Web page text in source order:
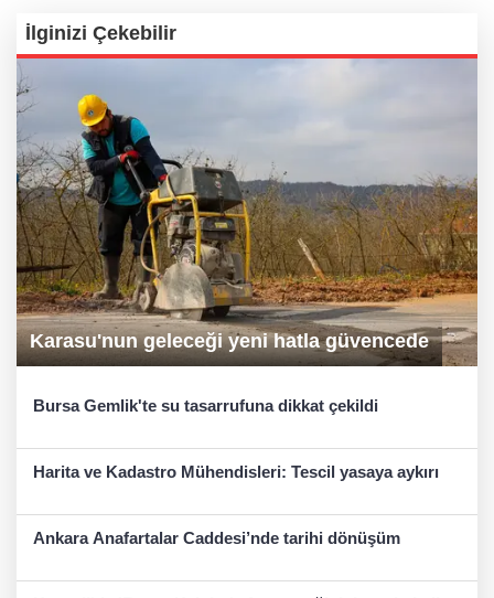
İlginizi Çekebilir
Karasu'nun geleceği yeni hatla güvencede
Bursa Gemlik'te su tasarrufuna dikkat çekildi
Harita ve Kadastro Mühendisleri: Tescil yasaya aykırı
Ankara Anafartalar Caddesi’nde tarihi dönüşüm